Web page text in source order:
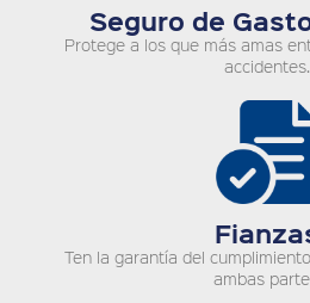
Seguro de
Protege a los que más amas
accidentes.
Ten la garantía del
ambas